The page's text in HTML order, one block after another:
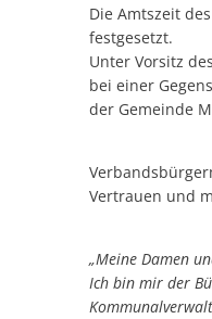
Die Amtszeit
festgesetzt.
Unter Vorsitz
bei einer
der Gemeinde
Vertrauen und
„Meine Damen
Ich bin mir der